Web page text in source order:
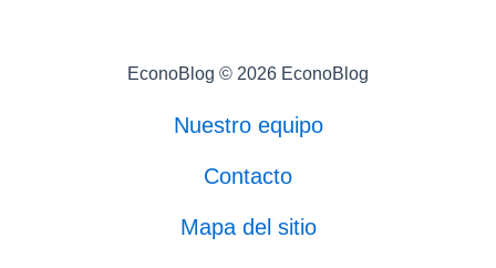
EconoBlog © 2026 EconoBlog
Nuestro equipo
Contacto
Mapa del sitio